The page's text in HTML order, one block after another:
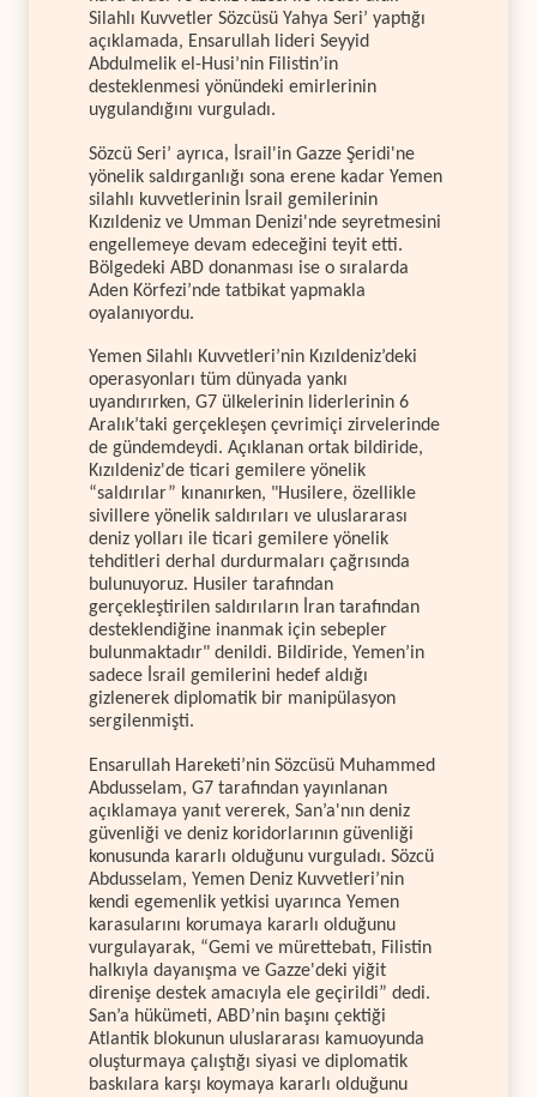
Silahlı Kuvvetler Sözcüsü Yahya Seri’ yaptığı
açıklamada, Ensarullah lideri Seyyid
Abdulmelik el-Husi’nin Filistin’in
desteklenmesi yönündeki emirlerinin
uygulandığını vurguladı.
Sözcü Seri’ ayrıca, İsrail'in Gazze Şeridi'ne
yönelik saldırganlığı sona erene kadar Yemen
silahlı kuvvetlerinin İsrail gemilerinin
Kızıldeniz ve Umman Denizi'nde seyretmesini
engellemeye devam edeceğini teyit etti.
Bölgedeki ABD donanması ise o sıralarda
Aden Körfezi’nde tatbikat yapmakla
oyalanıyordu.
Yemen Silahlı Kuvvetleri’nin Kızıldeniz’deki
operasyonları tüm dünyada yankı
uyandırırken, G7 ülkelerinin liderlerinin 6
Aralık’taki gerçekleşen çevrimiçi zirvelerinde
de gündemdeydi. Açıklanan ortak bildiride,
Kızıldeniz'de ticari gemilere yönelik
“saldırılar” kınanırken, "Husilere, özellikle
sivillere yönelik saldırıları ve uluslararası
deniz yolları ile ticari gemilere yönelik
tehditleri derhal durdurmaları çağrısında
bulunuyoruz. Husiler tarafından
gerçekleştirilen saldırıların İran tarafından
desteklendiğine inanmak için sebepler
bulunmaktadır" denildi. Bildiride, Yemen’in
sadece İsrail gemilerini hedef aldığı
gizlenerek diplomatik bir manipülasyon
sergilenmişti.
Ensarullah Hareketi’nin Sözcüsü Muhammed
Abdusselam, G7 tarafından yayınlanan
açıklamaya yanıt vererek, San’a'nın deniz
güvenliği ve deniz koridorlarının güvenliği
konusunda kararlı olduğunu vurguladı. Sözcü
Abdusselam, Yemen Deniz Kuvvetleri’nin
kendi egemenlik yetkisi uyarınca Yemen
karasularını korumaya kararlı olduğunu
vurgulayarak, “Gemi ve mürettebatı, Filistin
halkıyla dayanışma ve Gazze'deki yiğit
direnişe destek amacıyla ele geçirildi” dedi.
San’a hükümeti, ABD’nin başını çektiği
Atlantik blokunun uluslararası kamuoyunda
oluşturmaya çalıştığı siyasi ve diplomatik
baskılara karşı koymaya kararlı olduğunu